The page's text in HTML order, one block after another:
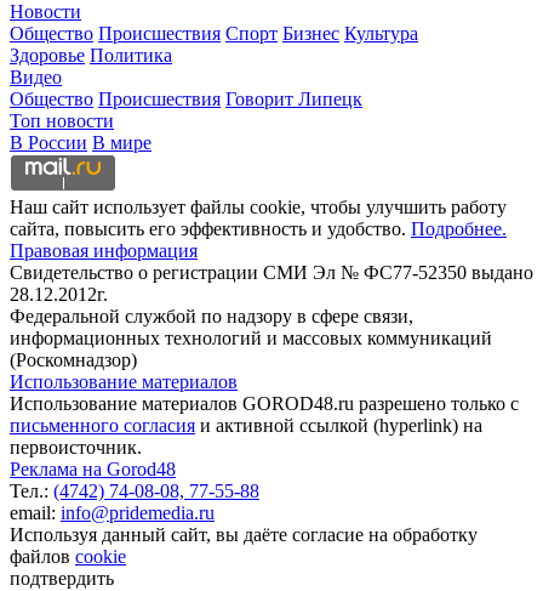
Новости
Общество Происшествия Спорт Бизнес Культура
Здоровье Политика
Видео
Общество Происшествия Говорит Липецк
Топ новости
В России В мире
Наш сайт использует файлы cookie, чтобы улучшить работу
сайта, повысить его эффективность и удобство. Подробнее.
Правовая информация
Свидетельство о регистрации СМИ Эл № ФС77-52350 выдано
28.12.2012г.
Федеральной службой по надзору в сфере связи,
информационных технологий и массовых коммуникаций
(Роскомнадзор)
Использование материалов
Использование материалов GOROD48.ru разрешено только с
письменного согласия и активной ссылкой (hyperlink) на
первоисточник.
Реклама на Gorod48
Тел.: (4742) 74-08-08, 77-55-88
email: info@pridemedia.ru
Используя данный сайт, вы даёте согласие на обработку
файлов cookie
подтвердить